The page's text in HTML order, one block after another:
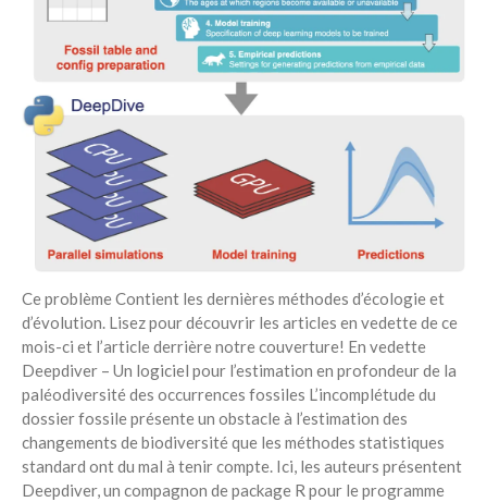
Recent Posts
6 éco-actions faciles à prendre
avec vos enfants
Réduire les déchets : votre
Toits verts | Association
Permaculturelle
L’intelligence artificielle pour
prédire le succès des invasions
Ecologist
Utiliser l’apprentissage
automatique pour prédire le
succès d’une invasion – The
Applied Ecologist
Recent Comments
Aucun commentaire à afficher.
Ce problème Contient les dernières méthodes d’écologie et
d’évolution. Lisez pour découvrir les articles en vedette de ce
mois-ci et l’article derrière notre couverture! En vedette
Deepdiver – Un logiciel pour l’estimation en profondeur de la
paléodiversité des occurrences fossiles L’incomplétude du
dossier fossile présente un obstacle à l’estimation des
changements de biodiversité que les méthodes statistiques
standard ont du mal à tenir compte. Ici, les auteurs présentent
Deepdiver, un compagnon de package R pour le programme